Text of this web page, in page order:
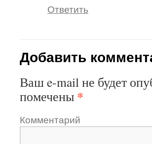
Ответить
Добавить
Ваш e-mail не будет
помечены *
Комментарий